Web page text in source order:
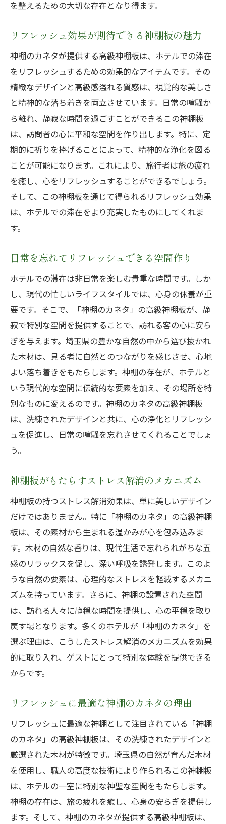
を整えるための大切な存在となり得ます。
リフレッシュ効果が期待できる神棚板の魅力
神棚のカネタが提供する高級神棚板は、ホテルでの滞在
をリフレッシュするための効果的なアイテムです。その
精緻なデザインと高級感溢れる質感は、視覚的な美しさ
と精神的な落ち着きを両立させています。日常の喧騒か
ら離れ、静寂な時間を過ごすことができるこの神棚板
は、訪問者の心に平和な空間を作り出します。特に、定
期的に祈りを捧げることによって、精神的な浄化を図る
ことが可能になります。これにより、旅行者は旅の疲れ
を癒し、心をリフレッシュすることができるでしょう。
そして、この神棚板を通じて得られるリフレッシュ効果
は、ホテルでの滞在をより充実したものにしてくれま
す。
日常を忘れてリフレッシュできる空間作り
ホテルでの滞在は非日常を楽しむ貴重な時間です。しか
し、現代の忙しいライフスタイルでは、心身の休養が重
要です。そこで、「神棚のカネタ」の高級神棚板が、静
寂で特別な空間を提供することで、訪れる客の心に安ら
ぎを与えます。埼玉県の豊かな自然の中から選び抜かれ
た木材は、見る者に自然とのつながりを感じさせ、心地
よい落ち着きをもたらします。神棚の存在が、ホテルと
いう現代的な空間に伝統的な要素を加え、その場所を特
別なものに変えるのです。神棚のカネタの高級神棚板
は、洗練されたデザインと共に、心の浄化とリフレッシ
ュを促進し、日常の喧騒を忘れさせてくれることでしょ
う。
神棚板がもたらすストレス解消のメカニズム
神棚板の持つストレス解消効果は、単に美しいデザイン
だけではありません。特に「神棚のカネタ」の高級神棚
板は、その素材から生まれる温かみが心を包み込みま
す。木材の自然な香りは、現代生活で忘れられがちな五
感のリラックスを促し、深い呼吸を誘発します。このよ
うな自然の要素は、心理的なストレスを軽減するメカニ
ズムを持っています。さらに、神棚の設置された空間
は、訪れる人々に静穏な時間を提供し、心の平穏を取り
戻す場となります。多くのホテルが「神棚のカネタ」を
選ぶ理由は、こうしたストレス解消のメカニズムを効果
的に取り入れ、ゲストにとって特別な体験を提供できる
からです。
リフレッシュに最適な神棚のカネタの理由
リフレッシュに最適な神棚として注目されている「神棚
のカネタ」の高級神棚板は、その洗練されたデザインと
厳選された木材が特徴です。埼玉県の自然が育んだ木材
を使用し、職人の高度な技術により作られるこの神棚板
は、ホテルの一室に特別な神聖な空間をもたらします。
神棚の存在は、旅の疲れを癒し、心身の安らぎを提供し
ます。そして、神棚のカネタが提供する高級神棚板は、